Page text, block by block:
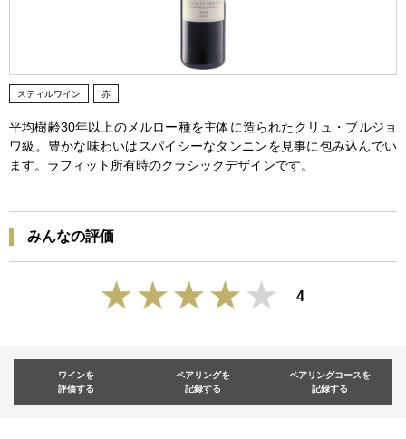
スティルワイン 赤
平均樹齢30年以上のメルロー種を主体に造られたクリュ・ブルジョ
ワ級。豊かな味わいはスパイシーなタンニンを見事に包み込んでい
ます。ラフィット所有時のクラシックデザインです。
みんなの評価
4
ワインを
評価する
ペアリングを
記録する
ペアリングコースを
記録する